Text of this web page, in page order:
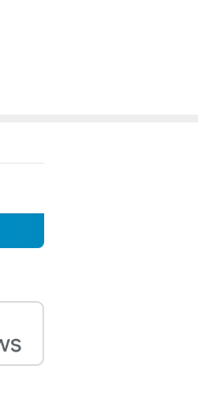
Pencurian dan Pelaku,